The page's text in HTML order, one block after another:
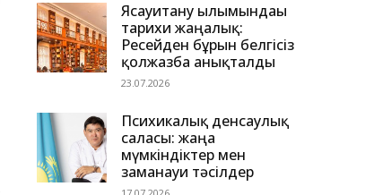
Ясауитану ғылымындағы
тарихи жаңалық:
Ресейден бұрын белгісіз
қолжазба анықталды
23.07.2026
Психикалық денсаулық
саласы: жаңа
мүмкіндіктер мен
заманауи тәсілдер